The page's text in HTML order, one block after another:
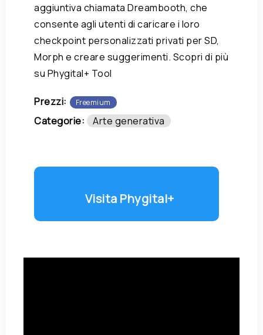
aggiuntiva chiamata Dreambooth, che
consente agli utenti di caricare i loro
checkpoint personalizzati privati ​​per SD,
Morph e creare suggerimenti. Scopri di più
su Phygital+ Tool
Prezzi: Freemium
Categorie: Arte generativa
Visita Phygital+